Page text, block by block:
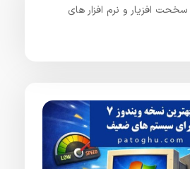
افزیار و نرم افزار های